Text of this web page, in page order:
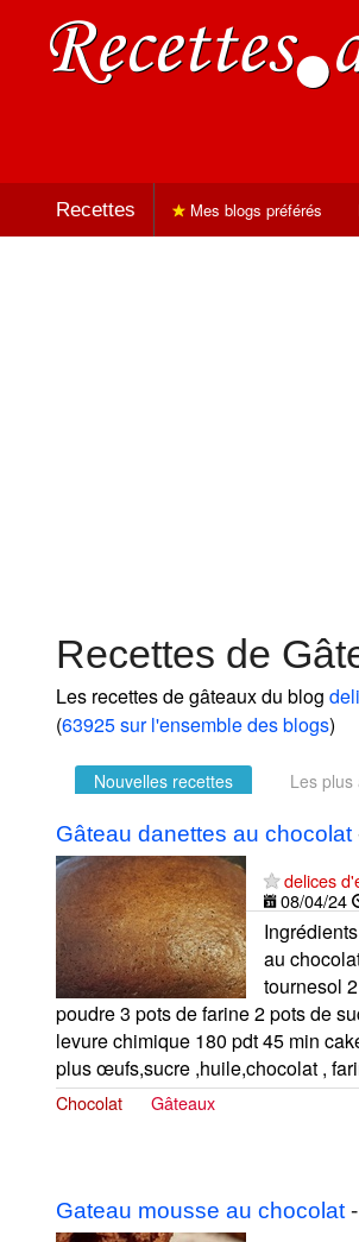
Recettes Mes blogs préférés
Recettes de
Les recettes de gâteaux du blog
(63925 sur l'ensemble des blogs)
Nouvelles recettes Les
Gâteau danettes au chocolat
delices
08/04/24
au
tournesol
poudre 3 pots de farine 2 pots de
levure chimique 180 pdt 45 min
plus œufs,sucre ,huile,chocolat ,
Chocolat Gâteaux
Gateau mousse au chocolat -